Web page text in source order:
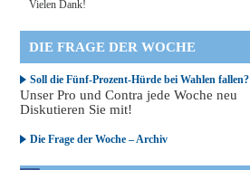
Vielen Dank!
DIE FRAGE DER WOCHE
Soll die Fünf-Prozent-Hürde bei Wahlen fallen?
Unser Pro und Contra jede Woche neu
Diskutieren Sie mit!
Die Frage der Woche – Archiv